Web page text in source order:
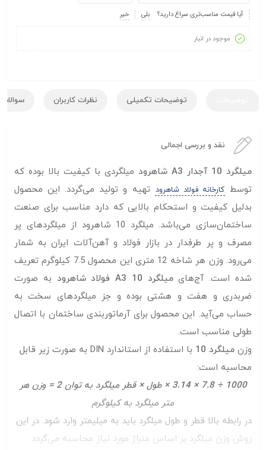
آیا قیمت مناسب‌تری سراغ دارید؟ بلی خیر
موجود در انبار
توضیحات تکمیلی نظرات کاربران سوالات
نقد و بررسی اجمالی
میلگرد 10 آجدار A3 شاهرود
میلگردی با کیفیت بالا بوده که
توسط کارخانه فولاد شاهرود تهیه و تولید می‌گردد. این محصول
بدلیل کیفیت و استحکام بالایی که دارد مناسب برای صنعت
ساختمان‌سازی می‌باشد. میلگرد 10 شاهرود از میلگرد‌های پر
مصرف و پر طرفدار در بازار فولاد و آهن‌آلات ایران به شمار
می‌رود. وزن هر شاخه 12 متری این محصول 7.5 کیلوگرم تعریف
شده است. آج‌هایمیلگرد 10 A3 فولاد شاهرود
به صورت
ضربدری و هفت و هشتی بوده و جز میلگرد‌های سخت به
حساب می‌آید. این محصول برای آرماتوربندی ساختمان با اتصال
طولی مناسب است.
وزن میلگرد 10
با استفاده از استاندارد DIN به صورت زیر قابل
محاسبه است:
1000 ÷ 7.8 × 3.14 × طول × قطر میلگرد به توان 2 = وزن هر
متر میلگرد به کیلوگرم
در رابطه بالا قطر و طول میلگرد باید به میلیمتر وارد شود. در این
روش وزن میلگرد بر اساس متراژ مورد نیاز محاسبه می‌گردد.